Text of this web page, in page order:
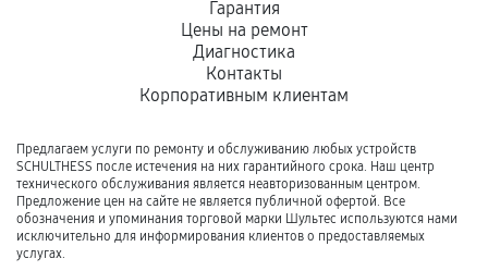
Гарантия
Цены на ремонт
Диагностика
Контакты
Корпоративным клиентам
Предлагаем услуги по ремонту и обслуживанию любых устройств
SCHULTHESS после истечения на них гарантийного срока. Наш центр
технического обслуживания является неавторизованным центром.
Предложение цен на сайте не является публичной офертой. Все
обозначения и упоминания торговой марки Шультес используются нами
исключительно для информирования клиентов о предоставляемых
услугах.